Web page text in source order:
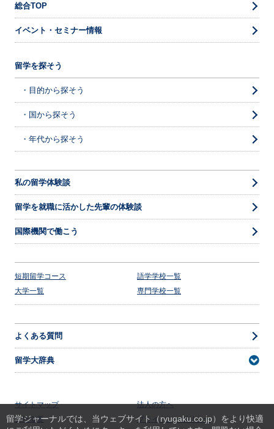
留学ジャーナルでは、当ウェブサイト（ryugaku.co.jp）をより快適
総合TOP
イベント・セミナー情報
留学を探そう
・目的から探そう
・国から探そう
・年代から探そう
私の留学体験談
留学を就職に活かした先輩の体験談
国際機関で働こう
短期留学コース
語学学校一覧
大学一覧
専門学校一覧
よくある質問
留学大辞典
サイトマップ
法人の方へ
会社概要
プライバシーポリシー